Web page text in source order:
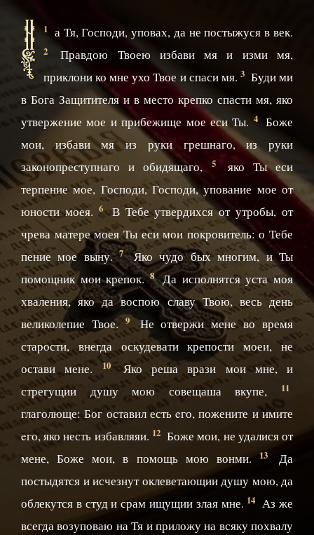
1
Н а Тя, Господи, уповах, да не постыжуся в век.
2
Правдою Твоею избави мя и изми мя,
приклони ко мне ухо Твое и спаси мя. 3 Буди ми
в Бога Защитителя и в место крепко спасти мя, яко
утвержение мое и прибежище мое еси Ты. 4
Боже
мои, избави мя из руки грешнаго, из руки
законопреступнаго и обидящаго, 5 яко Ты еси
терпение мое, Господи, Господи, упование мое от
юности моея. 6 В Тебе утвердихся от утробы, от
чрева матере моея Ты еси мои покровитель: о Тебе
пение мое выну.7 Яко чудо бых многим, и Ты
помощник мои крепок.8 Да исполнятся уста моя
хваления, яко да воспою славу Твою, весь день
великолепие Твое.9 Не отвержи мене во время
старости, внегда оскудевати крепости моеи, не
остави мене. 10 Яко реша врази мои мне, и
стрегущии душу мою совещаша вкупе,
11
глаголюще: Бог оставил есть eго, пожените и имите
eго, яко несть избавляяи. 12 Боже мои, не удалися от
мене, Боже мои, в помощь мою вонми.
13
Да
постыдятся и исчезнут оклеветающии душу мою, да
облекутся в студ и срам ищущии злая мне. 14 Аз же
всегда возуповаю на Тя и приложу на всяку похвалу